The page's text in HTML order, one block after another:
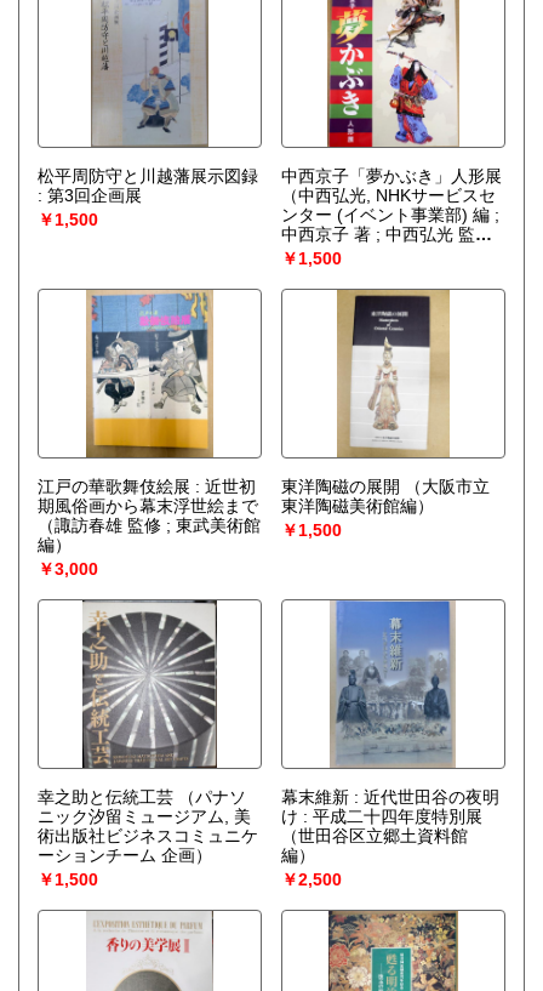
松平周防守と川越藩展示図録
: 第3回企画展
￥1,500
中西京子「夢かぶき」人形展
（中西弘光, NHKサービスセ
ンター (イベント事業部) 編 ;
中西京子 著 ; 中西弘光 監
修）
￥1,500
江戸の華歌舞伎絵展 : 近世初
期風俗画から幕末浮世絵まで
（諏訪春雄 監修 ; 東武美術館
編）
￥3,000
東洋陶磁の展開
（大阪市立
東洋陶磁美術館編）
￥1,500
幸之助と伝統工芸
（パナソ
ニック汐留ミュージアム, 美
術出版社ビジネスコミュニケ
ーションチーム 企画）
￥1,500
幕末維新 : 近代世田谷の夜明
け : 平成二十四年度特別展
（世田谷区立郷土資料館
編）
￥2,500